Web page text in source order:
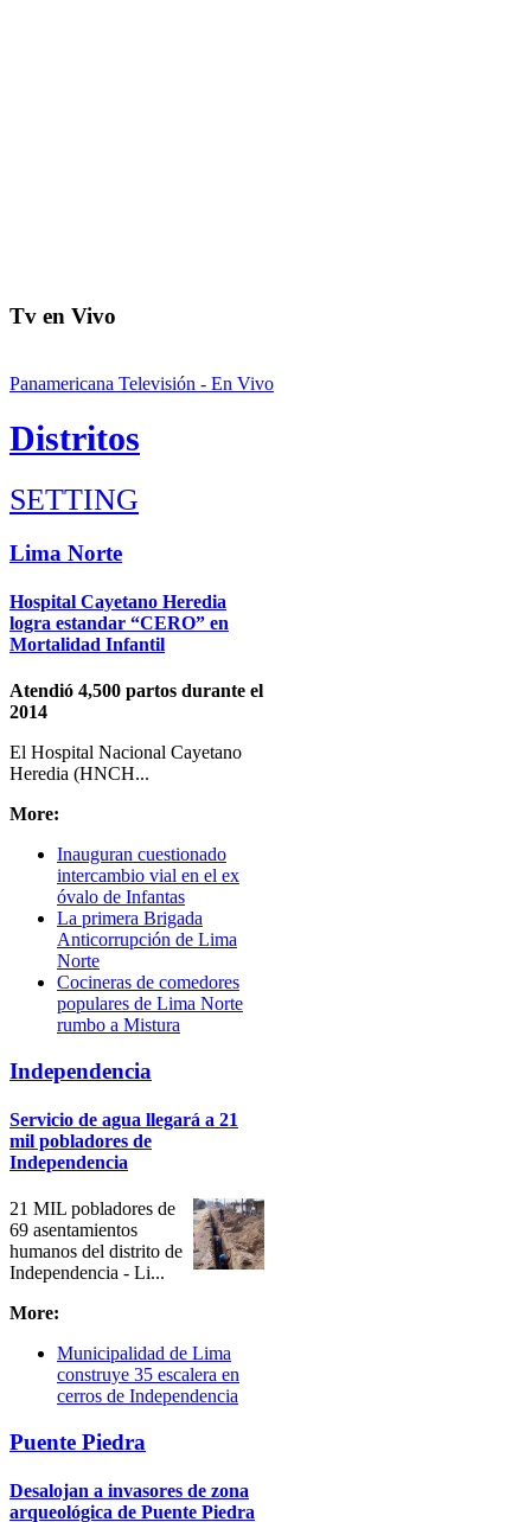
Tv en Vivo
Panamericana Televisión - En Vivo
Distritos
SETTING
Check all
Lima Norte
San Martín de Porres
Los Olivos
Comas
Santa Rosa
Ancón
Intro Items
Link Items
Show Image
Show
Hide
Lima Norte
Hospital Cayetano Heredia
logra estandar “CERO” en
Mortalidad Infantil
Atendió 4,500 partos durante el
2014
El Hospital Nacional Cayetano
Heredia (HNCH...
More:
Inauguran cuestionado
intercambio vial en el ex
óvalo de Infantas
La primera Brigada
Anticorrupción de Lima
Norte
Cocineras de comedores
populares de Lima Norte
rumbo a Mistura
Independencia
Servicio de agua llegará a 21
mil pobladores de
Independencia
21 MIL pobladores de
69 asentamientos
humanos del distrito de
Independencia - Li...
More:
Municipalidad de Lima
construye 35 escalera en
cerros de Independencia
Puente Piedra
Desalojan a invasores de zona
arqueológica de Puente Piedra